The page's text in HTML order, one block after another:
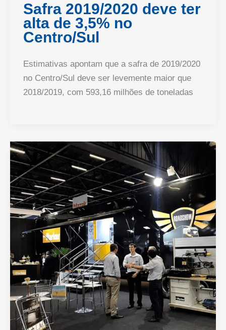
Safra 2019/2020 deve ter
alta de 3,5% no
Centro/Sul
Estimativas apontam que a safra de 2019/2020
no Centro/Sul deve ser levemente maior que
2018/2019, com 593,16 milhões de toneladas